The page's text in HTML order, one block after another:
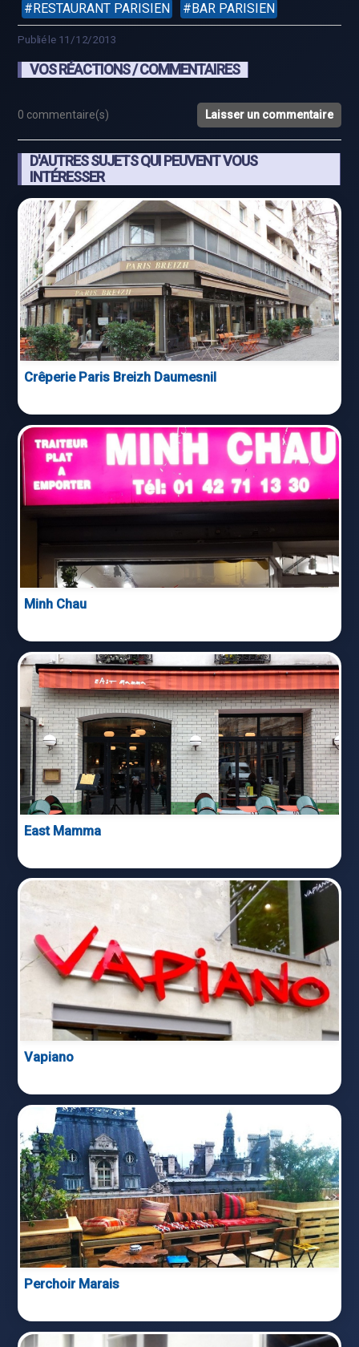
RESTAURANT PARISIEN BAR PARISIEN
Publié le 11/12/2013
VOS RÉACTIONS / COMMENTAIRES
0 commentaire(s) Laisser un commentaire
D'AUTRES SUJETS QUI PEUVENT VOUS
INTÉRESSER
Crêperie Paris Breizh Daumesnil
Minh Chau
East Mamma
Vapiano
Perchoir Marais